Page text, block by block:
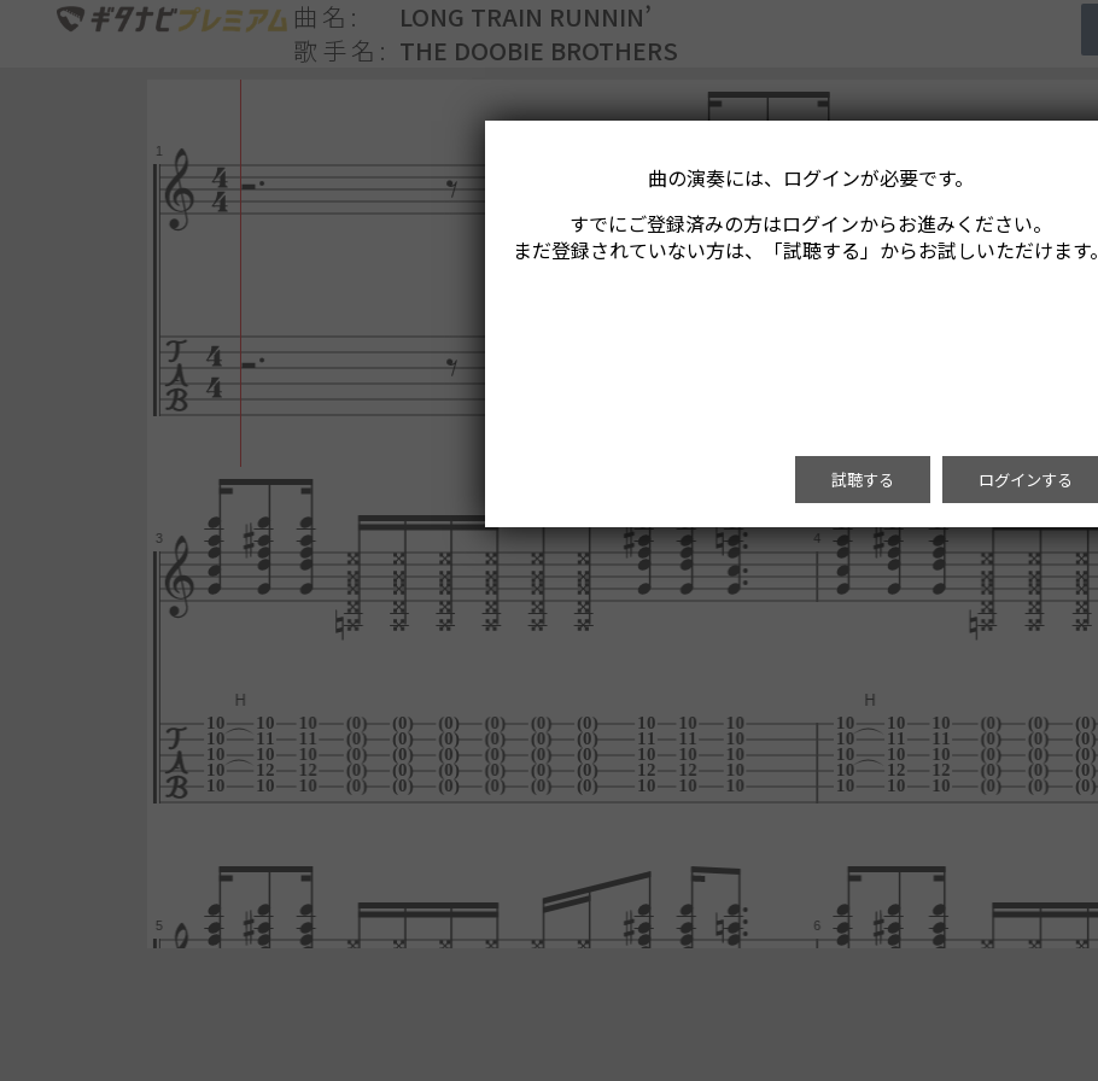
曲名
LONG TRAIN RUNNIN’
歌手名
THE DOOBIE BROTHERS
曲の演奏には、ログインが必要です。
すでにご登録済みの方はログインからお進みください。
まだ登録されていない方は、「試聴する」からお試しいただけます。
試聴する ログインする